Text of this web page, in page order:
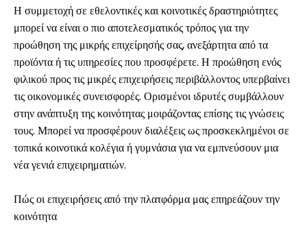
Η συμμετοχή σε εθελοντικές και κοινοτικές δραστηριότητες
μπορεί να είναι ο πιο αποτελεσματικός τρόπος για την
προώθηση της μικρής επιχείρησής σας, ανεξάρτητα από τα
προϊόντα ή τις υπηρεσίες που προσφέρετε. Η προώθηση ενός
φιλικού προς τις μικρές επιχειρήσεις περιβάλλοντος υπερβαίνει
τις οικονομικές συνεισφορές. Ορισμένοι ιδρυτές συμβάλλουν
στην ανάπτυξη της κοινότητας μοιράζοντας επίσης τις γνώσεις
τους. Μπορεί να προσφέρουν διαλέξεις ως προσκεκλημένοι σε
τοπικά κοινοτικά κολέγια ή γυμνάσια για να εμπνεύσουν μια
νέα γενιά επιχειρηματιών.
Πώς οι επιχειρήσεις από την πλατφόρμα μας επηρεάζουν την
κοινότητα